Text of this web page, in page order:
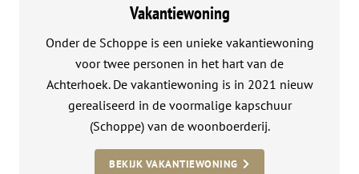
Vakantiewoning
Onder de Schoppe is een unieke vakantiewoning
voor twee personen in het hart van de
Achterhoek. De vakantiewoning is in 2021 nieuw
gerealiseerd in de voormalige kapschuur
(Schoppe) van de woonboerderij.
BEKIJK VAKANTIEWONING